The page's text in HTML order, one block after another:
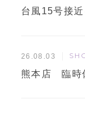
台風15号接
26.08.03
熊本店 臨時